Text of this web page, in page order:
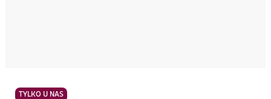
TYLKO U NAS